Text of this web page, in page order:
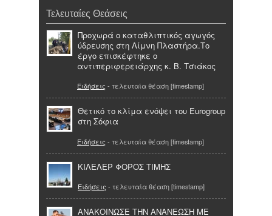
Τελευταίες Θεάσεις
Προχωρά ο καταθλιπτικός αγωγός
ύδρευσης στη Λίμνη Πλαστήρα.Το
έργο επισκέφτηκε ο
αντιπεριφερειάρχης κ. Β. Τσιάκος
Ειδήσεις - τελευταία θέαση [timestamp]
Θετικό το κλίμα ενόψει του Eurogroup
στη Σόφια
Ειδήσεις - τελευταία θέαση [timestamp]
ΚΙΛΕΛΕΡ ΦΟΡΟΣ ΤΙΜΗΣ
Ειδήσεις - τελευταία θέαση [timestamp]
ΑΝΑΚΟΙΝΩΣΕ ΤΗΝ ΑΝΑΝΕΩΣΗ ΜΕ